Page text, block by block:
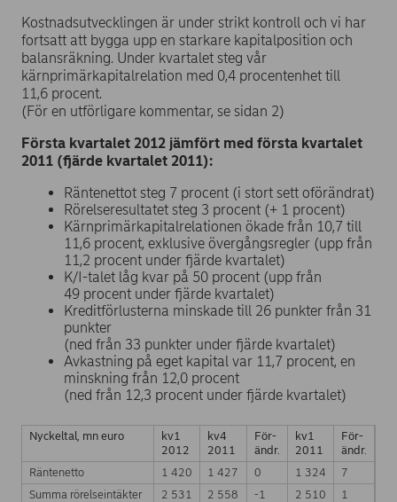
Kostnadsutvecklingen är under strikt kontroll och vi har
fortsatt att bygga upp en starkare kapitalposition och
balansräkning. Under kvartalet steg vår
kärnprimärkapitalrelation med 0,4 procentenhet till
11,6 procent.
(För en utförligare kommentar, se sidan 2)
Första kvartalet 2012 jämfört med första kvartalet
2011 (fjärde kvartalet 2011):
Räntenettot steg 7 procent (i stort sett oförändrat)
Rörelseresultatet steg 3 procent (+ 1 procent)
Kärnprimärkapitalrelationen ökade från 10,7 till
11,6 procent, exklusive övergångsregler (upp från
11,2 procent under fjärde kvartalet)
K/I-talet låg kvar på 50 procent (upp från
49 procent under fjärde kvartalet)
Kreditförlusterna minskade till 26 punkter från 31
punkter
(ned från 33 punkter under fjärde kvartalet)
Avkastning på eget kapital var 11,7 procent, en
minskning från 12,0 procent
(ned från 12,3 procent under fjärde kvartalet)
Nyckeltal, mn euro
kv1
2012
kv4
2011
För-
ändr.
kv1
2011
För-
ändr.
Räntenetto
1 420 1 427 0 1 324
7
Summa rörelseintäkter
2 531 2 558 -1 2 510
1